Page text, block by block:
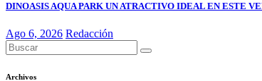
DINOASIS AQUA PARK UN ATRACTIVO IDEAL EN ESTE
Ago 6, 2026 Redacción
Archivos